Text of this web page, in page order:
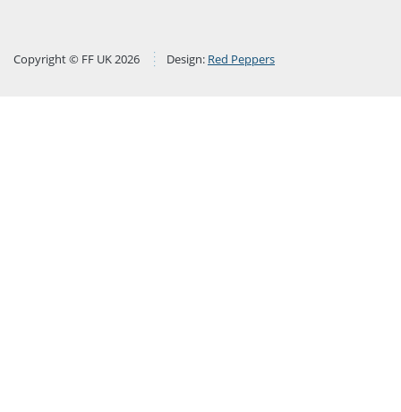
Copyright © FF UK 2026 Design: Red Peppers